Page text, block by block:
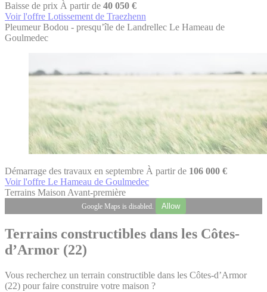
Baisse de prix À partir de 40 050 €
Voir l'offre Lotissement de Traezhenn
Pleumeur Bodou - presqu’île de Landrellec Le Hameau de
Goulmedec
Démarrage des travaux en septembre À partir de 106 000 €
Voir l'offre Le Hameau de Goulmedec
Terrains MaisonAvant-première
Google Maps is disabled. Allow
Terrains constructibles dans les Côtes-
d’Armor (22)
Vous recherchez un terrain constructible dans les Côtes-d’Armor
(22) pour faire construire votre maison ?